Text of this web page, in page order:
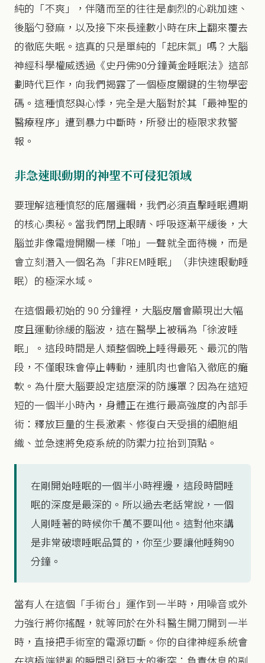
純的「不爽」，伴隨而至的往往是劇烈的心跳加速、
後腦勺發麻，以及接下來長達數小時在床上翻來覆去
的徹底失眠。這真的只是單純的「起床氣」嗎？大腦
神經科學權威透過《史丹佛90分鐘黃金睡眠法》這部
劃時代巨作，向我們揭露了一個極度關鍵的生物學密
碼。這種憤怒與心悸，完全是大腦對於其「最神聖的
醫療程序」遭到暴力中斷時，所發出的極限求救警
報。
非急速眼動期的神聖不可侵犯領域
要理解這種憤怒的底層邏輯，我們必須直擊睡眠週期
的核心奧秘。當我們閉上眼睛、呼吸逐漸平緩後，大
腦並非像電燈開關一樣「啪」一聲就全面待機，而是
會立刻潛入一個名為「非REM睡眠」（非快速眼動睡
眠）的極深水域。
在這個最初始的 90 分鐘裡，大腦皮層會顯現出大幅
度且運動徐緩的腦波，這在醫學上被稱為「徐波睡
眠」。這段時間是人類整個晚上睡得最死、最沉的階
段，不僅眼珠會停止轉動，連肌肉也會陷入徹底的癱
軟。為什麼大腦要設定這麼深的防護罩？因為在這短
短的一個半小時內，身體正在進行最高強度的內部手
術：釋放巨量的生長激素、修復白天受損的細胞組
織、並急速將免疫系統的防禦力拉抬到頂點。
在剛開始睡眠的一個半小時裡邊，這段時間睡
眠的深度是最深的。所以過去老話常說，一個
人剛睡著的時候你千萬不要叫他。這對他來講
是非常破壞睡眠品質的，你至少要讓他睡夠90
分鐘。
當有人在這個「手術台」運作到一半時，用噪音或外
力強行將你搖醒，就等同於在外科醫生開刀開到一半
時，直接把手術室的電源切斷。你的自律神經系統會